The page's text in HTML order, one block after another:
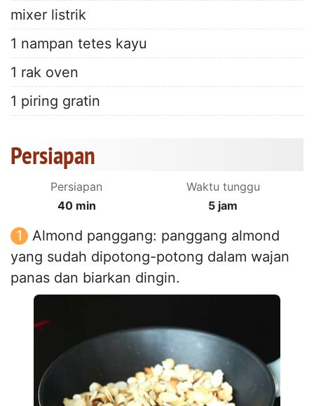
mixer listrik
1 nampan tetes kayu
1 rak oven
1 piring gratin
Persiapan
Persiapan
40 min
Waktu tunggu
5 jam
Almond panggang: panggang almond
yang sudah dipotong-potong dalam wajan
panas dan biarkan dingin.